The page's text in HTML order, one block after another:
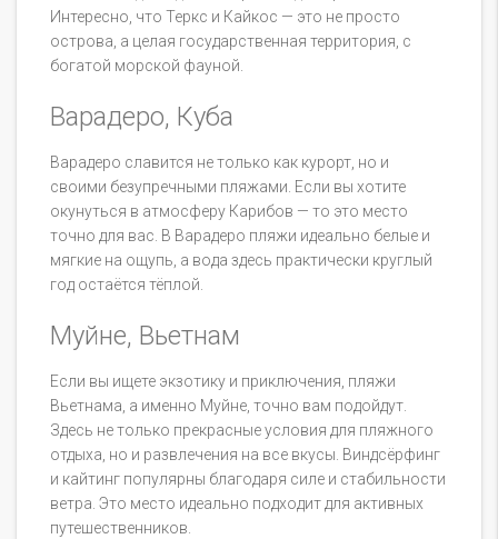
Интересно, что Теркс и Кайкос — это не просто
острова, а целая государственная территория, с
богатой морской фауной.
Варадеро, Куба
Варадеро славится не только как курорт, но и
своими безупречными пляжами. Если вы хотите
окунуться в атмосферу Карибов — то это место
точно для вас. В Варадеро пляжи идеально белые и
мягкие на ощупь, а вода здесь практически круглый
год остаётся тёплой.
Муйне, Вьетнам
Если вы ищете экзотику и приключения, пляжи
Вьетнама, а именно Муйне, точно вам подойдут.
Здесь не только прекрасные условия для пляжного
отдыха, но и развлечения на все вкусы. Виндсёрфинг
и кайтинг популярны благодаря силе и стабильности
ветра. Это место идеально подходит для активных
путешественников.